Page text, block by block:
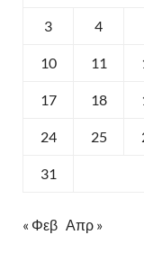
3 4
10 11
17 18
24 25
31
« Φεβ Απρ »